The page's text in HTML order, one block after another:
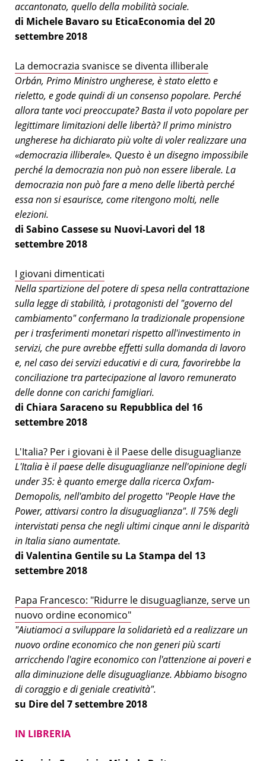
accantonato, quello della mobilità sociale.
di Michele Bavaro su EticaEconomia del 20
settembre 2018
La democrazia svanisce se diventa illiberale
Orbán, Primo Ministro ungherese, è stato eletto e
rieletto, e gode quindi di un consenso popolare. Perché
allora tante voci preoccupate? Basta il voto popolare per
legittimare limitazioni delle libertà? Il primo ministro
ungherese ha dichiarato più volte di voler realizzare una
«democrazia illiberale». Questo è un disegno impossibile
perché la democrazia non può non essere liberale. La
democrazia non può fare a meno delle libertà perché
essa non si esaurisce, come ritengono molti, nelle
elezioni.
di Sabino Cassese su Nuovi-Lavori del 18
settembre 2018
I giovani dimenticati
Nella spartizione del potere di spesa nella contrattazione
sulla legge di stabilità, i protagonisti del "governo del
cambiamento" confermano la tradizionale propensione
per i trasferimenti monetari rispetto all'investimento in
servizi, che pure avrebbe effetti sulla domanda di lavoro
e, nel caso dei servizi educativi e di cura, favorirebbe la
conciliazione tra partecipazione al lavoro remunerato
delle donne con carichi famigliari.
di Chiara Saraceno su Repubblica del 16
settembre 2018
L'Italia? Per i giovani è il Paese delle disuguaglianze
L'Italia è il paese delle disuguaglianze nell'opinione degli
under 35: è quanto emerge dalla ricerca Oxfam-
Demopolis, nell'ambito del progetto "People Have the
Power, attivarsi contro la disuguaglianza". Il 75% degli
intervistati pensa che negli ultimi cinque anni le disparità
in Italia siano aumentate.
di Valentina Gentile su La Stampa del 13
settembre 2018
Papa Francesco: "Ridurre le disuguaglianze, serve un
nuovo ordine economico"
"Aiutiamoci a sviluppare la solidarietà ed a realizzare un
nuovo ordine economico che non generi più scarti
arricchendo l'agire economico con l'attenzione ai poveri e
alla diminuzione delle disuguaglianze. Abbiamo bisogno
di coraggio e di geniale creatività".
su Dire del 7 settembre 2018
IN LIBRERIA